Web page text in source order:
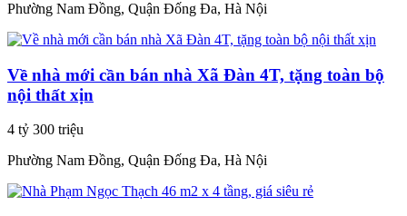
Phường Nam Đồng, Quận Đống Đa, Hà Nội
Về nhà mới cần bán nhà Xã Đàn 4T, tặng toàn bộ
nội thất xịn
4 tỷ 300 triệu
Phường Nam Đồng, Quận Đống Đa, Hà Nội